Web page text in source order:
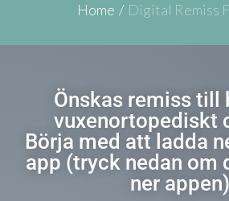
Home / Digital Remiss
Önskas remiss till
vuxenortopediskt
Börja med att ladda
app (tryck nedan om
ner appen)